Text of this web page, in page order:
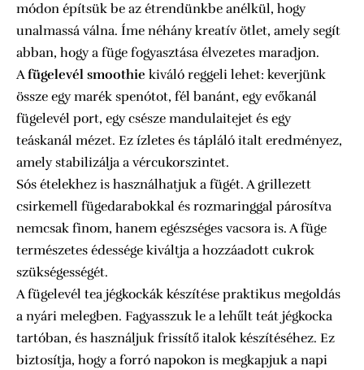
módon építsük be az étrendünkbe anélkül, hogy
unalmassá válna. Íme néhány kreatív ötlet, amely segít
abban, hogy a füge fogyasztása élvezetes maradjon.
Afügelevél smoothie kiváló reggeli lehet: keverjünk
össze egy marék spenótot, fél banánt, egy evőkanál
fügelevél port, egy csésze mandulaitejet és egy
teáskanál mézet. Ez ízletes és tápláló italt eredményez,
amely stabilizálja a vércukorszintet.
Sós ételekhez is használhatjuk a fügét. A grillezett
csirkemell fügedarabokkal és rozmaringgal párosítva
nemcsak finom, hanem egészséges vacsora is. A füge
természetes édessége kiváltja a hozzáadott cukrok
szükségességét.
A fügelevél tea jégkockák készítése praktikus megoldás
a nyári melegben. Fagyasszuk le a lehűlt teát jégkocka
tartóban, és használjuk frissítő italok készítéséhez. Ez
biztosítja, hogy a forró napokon is megkapjuk a napi